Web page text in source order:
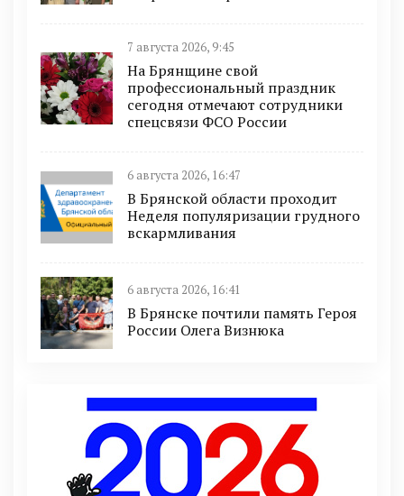
7 августа 2026, 9:45
На Брянщине свой
профессиональный праздник
сегодня отмечают сотрудники
спецсвязи ФСО России
6 августа 2026, 16:47
В Брянской области проходит
Неделя популяризации грудного
вскармливания
6 августа 2026, 16:41
В Брянске почтили память Героя
России Олега Визнюка